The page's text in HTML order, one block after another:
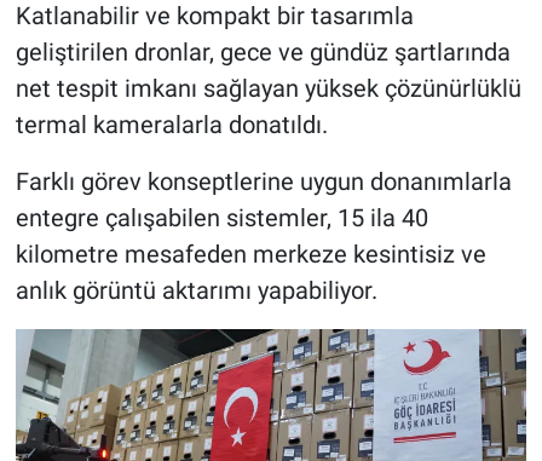
Katlanabilir ve kompakt bir tasarımla
geliştirilen dronlar, gece ve gündüz şartlarında
net tespit imkanı sağlayan yüksek çözünürlüklü
termal kameralarla donatıldı.
Farklı görev konseptlerine uygun donanımlarla
entegre çalışabilen sistemler, 15 ila 40
kilometre mesafeden merkeze kesintisiz ve
anlık görüntü aktarımı yapabiliyor.